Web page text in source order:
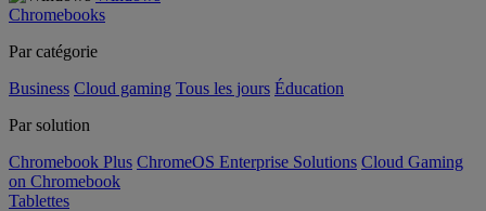
Chromebooks
Par catégorie
Business Cloud gaming Tous les jours Éducation
Par solution
Chromebook Plus ChromeOS Enterprise Solutions Cloud Gaming
on Chromebook
Tablettes